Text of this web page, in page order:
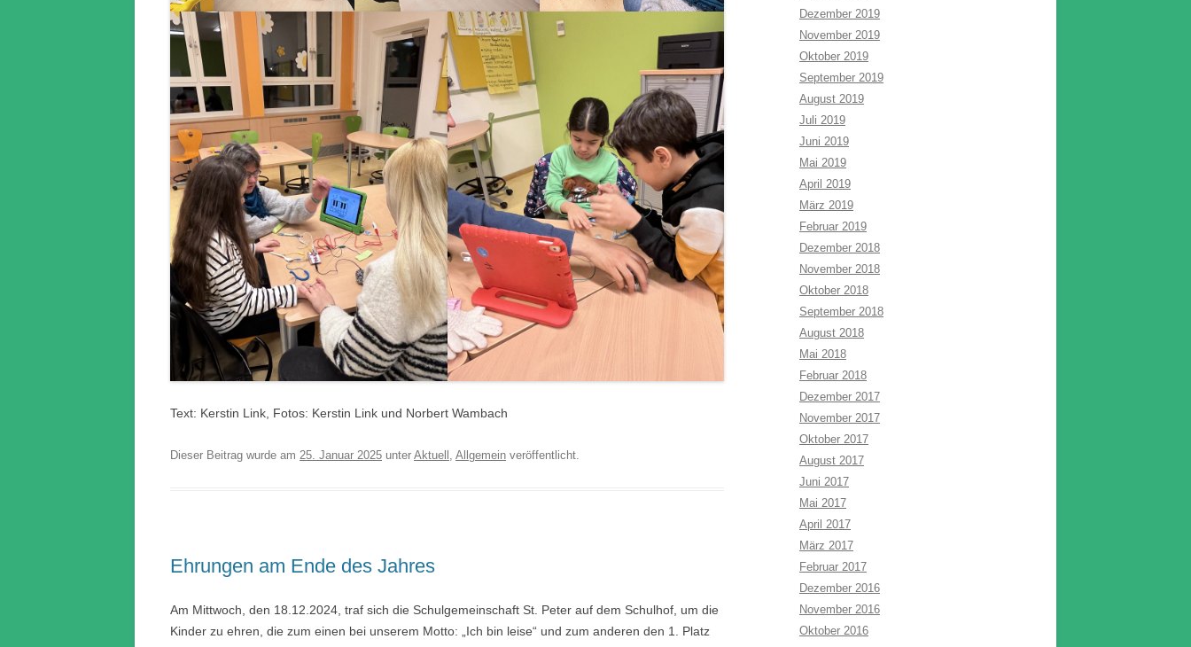
Text: Kerstin Link, Fotos: Kerstin Link und Norbert Wambach
Dieser Beitrag wurde am 25. Januar 2025 unter Aktuell Allgemein veröffentlicht.
Ehrungen am Ende des Jahres
Am Mittwoch, den 18.12.2024, traf sich die Schulgemeinschaft St. Peter auf dem Schulhof, um die
Kinder zu ehren, die zum einen bei unserem Motto: „Ich bin leise“ und zum anderen den 1. Platz
Dezember 2019
November 2019
Oktober 2019
September 2019
August 2019
Juli 2019
Juni 2019
Mai 2019
April 2019
März 2019
Februar 2019
Dezember 2018
November 2018
Oktober 2018
September 2018
August 2018
Mai 2018
Februar 2018
Dezember 2017
November 2017
Oktober 2017
August 2017
Juni 2017
Mai 2017
April 2017
März 2017
Februar 2017
Dezember 2016
November 2016
Oktober 2016